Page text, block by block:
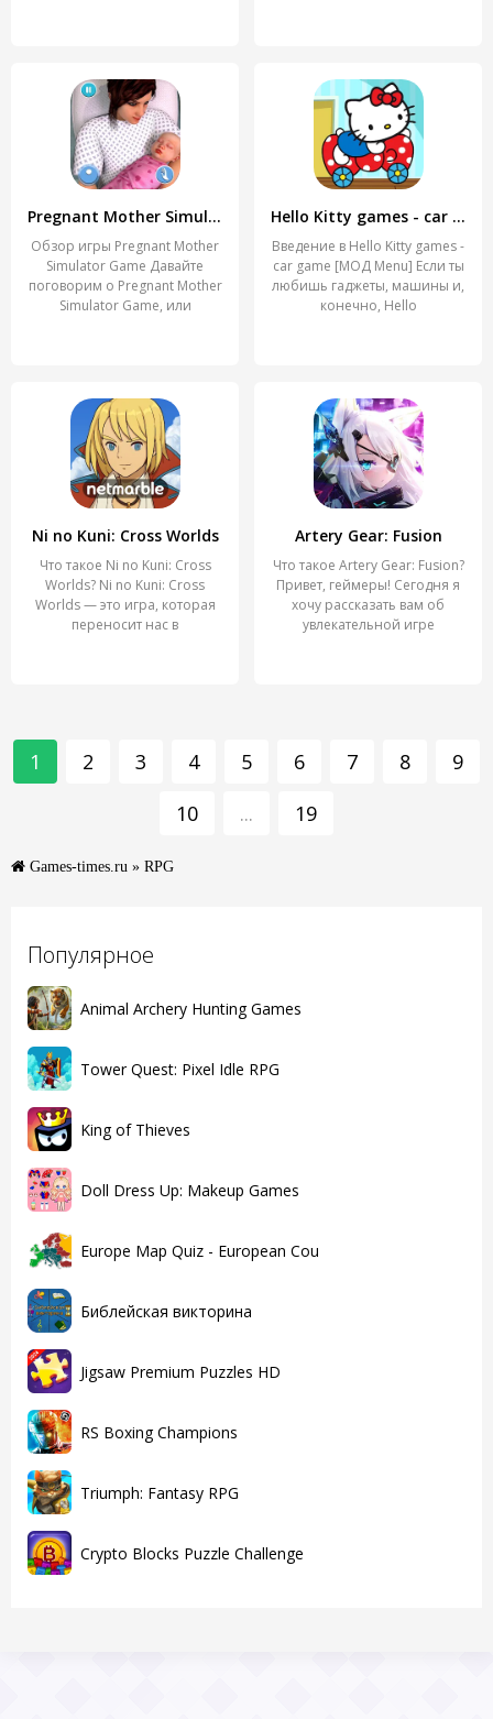
Популярное
Animal Archery Hunting Games
Tower Quest: Pixel Idle RPG
King of Thieves
Doll Dress Up: Makeup Games
Europe Map Quiz - European Cou
Библейская викторина
Jigsaw Premium Puzzles HD
RS Boxing Champions
Triumph: Fantasy RPG
Crypto Blocks Puzzle Challenge
Pregnant Mother Simulator Game
Обзор игры Pregnant Mother
Simulator Game Давайте
поговорим о Pregnant Mother
Simulator Game, или
Hello Kitty games - car game
Введение в Hello Kitty games -
car game [МОД Menu] Если ты
любишь гаджеты, машины и,
конечно, Hello
Ni no Kuni: Cross Worlds
Что такое Ni no Kuni: Cross
Worlds? Ni no Kuni: Cross
Worlds — это игра, которая
переносит нас в
Artery Gear: Fusion
Что такое Artery Gear: Fusion?
Привет, геймеры! Сегодня я
хочу рассказать вам об
увлекательной игре
1 2 3 4 5 6 7 8
9
10
... 19
Games-times.ru » RPG